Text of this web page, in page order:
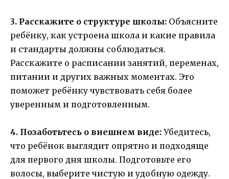
3. Расскажите о структуре школы: Объясните
ребёнку, как устроена школа и какие правила
и стандарты должны соблюдаться.
Расскажите о расписании занятий, переменах,
питании и других важных моментах. Это
поможет ребёнку чувствовать себя более
уверенным и подготовленным.
4. Позаботьтесь о внешнем виде: Убедитесь,
что ребёнок выглядит опрятно и подходяще
для первого дня школы. Подготовьте его
волосы, выберите чистую и удобную одежду.